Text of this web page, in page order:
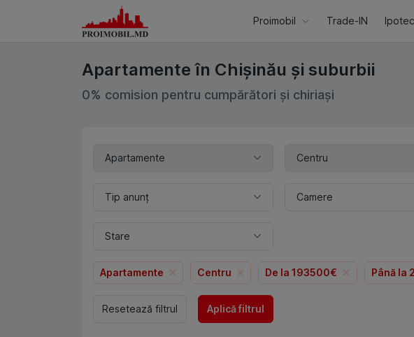
Apartamente Centru
Tip anunț Camere
Stare
Apartamente Centru De la 193500€ Până la
Aplică filtrul
Resetează filtrul
Apartamente în Chișinău și suburbii
0% comision pentru cumpărători și chiriași
Proimobil Trade-IN